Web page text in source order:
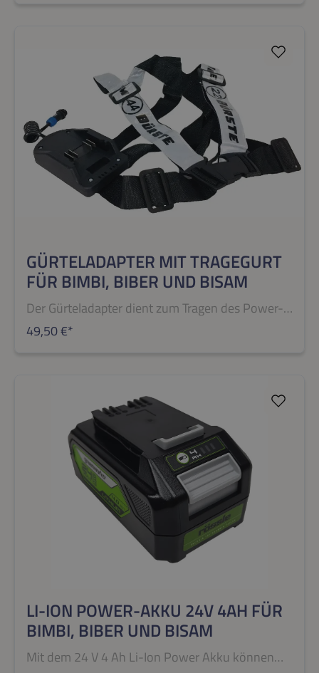
GÜRTELADAPTER MIT TRAGEGURT
FÜR BIMBI, BIBER UND BISAM
Der Gürteladapter dient zum Tragen des Power-
Akkus am Körper und schafft somit
Tragegurt kann dabei durch längenverstellbare
Gurte auf die richtige Passgröße eingestellt
werden. (Im Lieferumfang der Akku-Variante
BB1100, der Profivariante BB1100P und der
49,50 €*
LI-ION POWER-AKKU 24V 4AH FÜR
BIMBI, BIBER UND BISAM
Mit dem 24 V 4 Ah Li-Ion Power Akku können